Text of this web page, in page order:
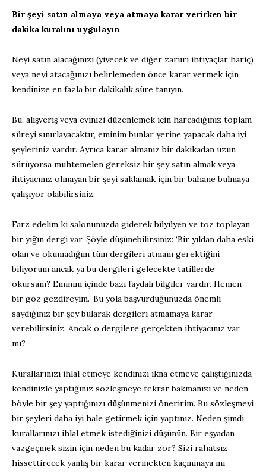
Bir şeyi satın almaya veya atmaya karar verirken bir
dakika kuralını uygulayın
Neyi satın alacağınızı (yiyecek ve diğer zaruri ihtiyaçlar hariç)
veya neyi atacağınızı belirlemeden önce karar vermek için
kendinize en fazla bir dakikalık süre tanıyın.
Bu, alışveriş veya evinizi düzenlemek için harcadığınız toplam
süreyi sınırlayacaktır, eminim bunlar yerine yapacak daha iyi
şeyleriniz vardır. Ayrıca karar almanız bir dakikadan uzun
sürüyorsa muhtemelen gereksiz bir şey satın almak veya
ihtiyacınız olmayan bir şeyi saklamak için bir bahane bulmaya
çalışıyor olabilirsiniz.
Farz edelim ki salonunuzda giderek büyüyen ve toz toplayan
bir yığın dergi var. Şöyle düşünebilirsiniz: ‘Bir yıldan daha eski
olan ve okumadığım tüm dergileri atmam gerektiğini
biliyorum ancak ya bu dergileri gelecekte tatillerde
okursam? Eminim içinde bazı faydalı bilgiler vardır. Hemen
bir göz gezdireyim.’ Bu yola başvurduğunuzda önemli
saydığınız bir şey bularak dergileri atmamaya karar
verebilirsiniz. Ancak o dergilere gerçekten ihtiyacınız var
mı?
Kurallarınızı ihlal etmeye kendinizi ikna etmeye çalıştığınızda
kendinizle yaptığınız sözleşmeye tekrar bakmanızı ve neden
böyle bir şey yaptığınızı düşünmenizi öneririm. Bu sözleşmeyi
bir şeyleri daha iyi hale getirmek için yaptınız. Neden şimdi
kurallarınızı ihlal etmek istediğinizi düşünün. Bir eşyadan
vazgeçmek sizin için neden bu kadar zor? Sizi rahatsız
hissettirecek yanlış bir karar vermekten kaçınmaya mı